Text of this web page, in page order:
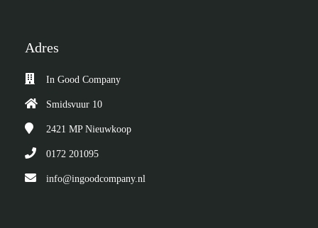
Adres
In Good Company
Smidsvuur 10
2421 MP Nieuwkoop
0172 201095
info@ingoodcompany.nl